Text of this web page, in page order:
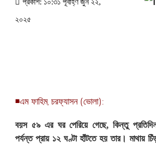
২০২৫
◾এম ফাহিম, চরফ্যাসন (ভোলা):
বয়স ৫৯ এর ঘর পেরিয়ে গেছে, কিন্তু
পর্যন্ত প্রায় ১২ ঘণ্টা হাঁটতে হয় তার। মাথায়